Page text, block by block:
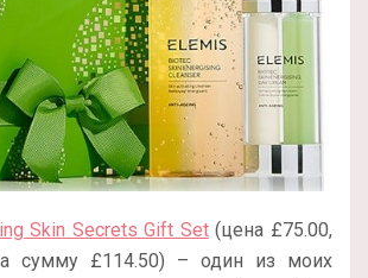
Skin Secrets Gift Set(цена £75.00,
сумму £114.50) – один из моих